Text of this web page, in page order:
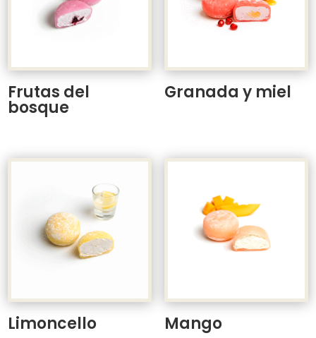
Frutas del
bosque
Granada y miel
Limoncello Mango